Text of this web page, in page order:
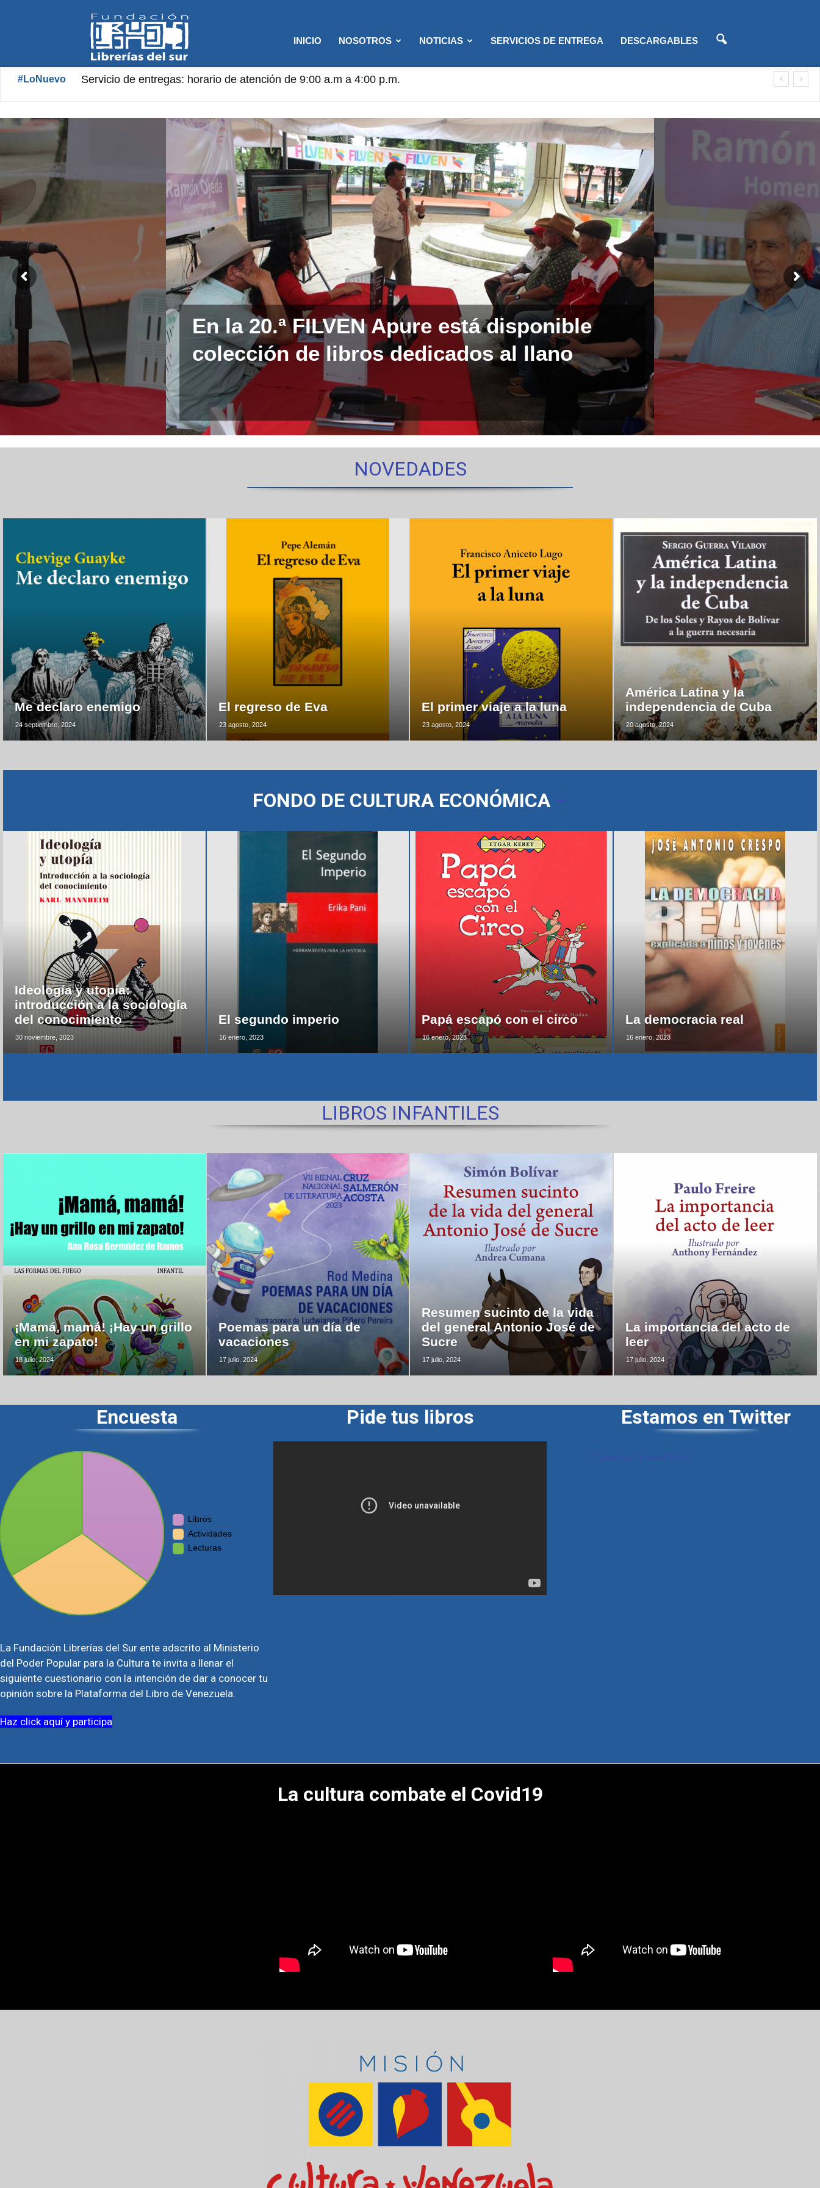
Sur
INICIO NOSOTROS NOTICIAS SERVICIOS DE ENTREGA DESCARGABLES
#LoNuevo Servicio de entregas: horario de atención de 9:00 a.m a 4:00 p.m.
Librería «Aníbal Nazoa» Horario de atención: 8:00 a.m. a 12:00 p.m. (Solo semanas de Flexibilización)
En la 20.ª FILVEN Apure está disponible
colección de libros dedicados al llano
NOVEDADES
Me declaro enemigo
24 septiembre, 2024
El regreso de Eva
23 agosto, 2024
El primer viaje a la luna
23 agosto, 2024
América Latina y la
independencia de Cuba
20 agosto, 2024
FONDO DE CULTURA ECONÓMICA
Ideología y utopía:
introducción a la sociología
del conocimiento
30 noviembre, 2023
El segundo imperio
16 enero, 2023
Papá escapó con el circo
16 enero, 2023
La democracia real
16 enero, 2023
LIBROS INFANTILES
¡Mamá, mamá! ¡Hay un grillo
en mi zapato!
18 julio, 2024
Poemas para un día de
vacaciones
17 julio, 2024
Resumen sucinto de la vida
del general Antonio José de
Sucre
17 julio, 2024
La importancia del acto de
leer
17 julio, 2024
Estamos en Twitter
Pide tus libros
Encuesta
Libros
Actividades
Lecturas
La Fundación Librerías del Sur ente adscrito al Ministerio
del Poder Popular para la Cultura te invita a llenar el
siguiente cuestionario con la intención de dar a conocer tu
opinión sobre la Plataforma del Libro de Venezuela.
Haz click aquí y participa
La cultura combate el Covid19